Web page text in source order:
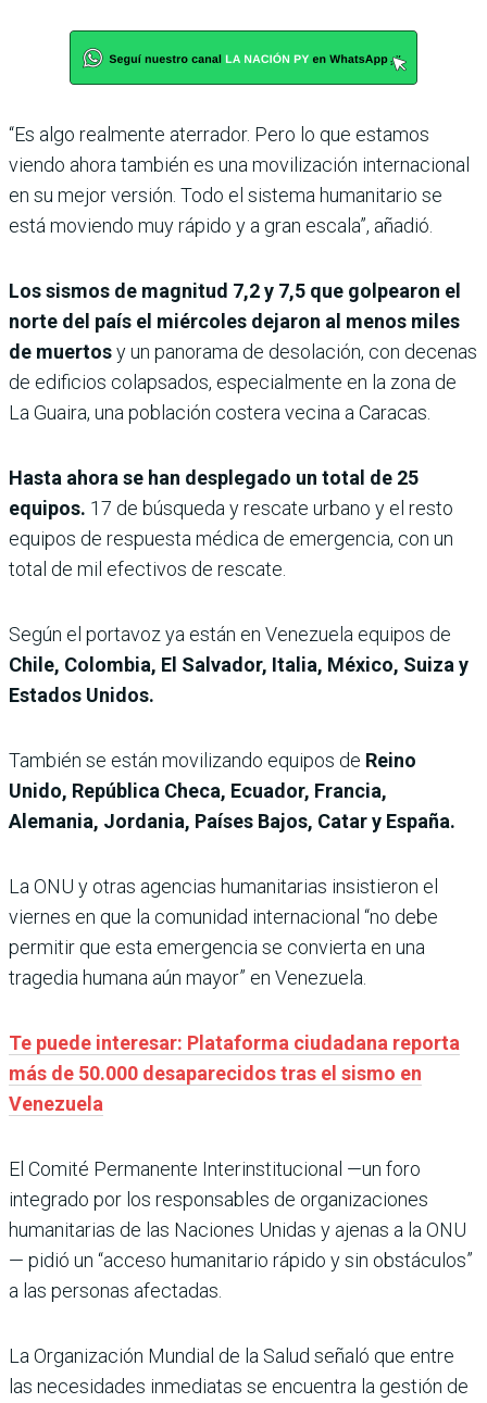
“Es algo realmente aterrador. Pero lo que estamos
viendo ahora también es una movilización internacional
en su mejor versión. Todo el sistema humanitario se
está moviendo muy rápido y a gran escala”, añadió.
Los sismos de magnitud 7,2 y 7,5 que golpearon el
norte del país el miércoles dejaron al menos miles
de muertosy un panorama de desolación, con decenas
de edificios colapsados, especialmente en la zona de
La Guaira, una población costera vecina a Caracas.
Hasta ahora se han desplegado un total de 25
equipos. 17 de búsqueda y rescate urbano y el resto
equipos de respuesta médica de emergencia, con un
total de mil efectivos de rescate.
Según el portavoz ya están en Venezuela equipos de
Chile, Colombia, El Salvador, Italia, México, Suiza y
Estados Unidos.
También se están movilizando equipos de Reino
Unido, República Checa, Ecuador, Francia,
Alemania, Jordania, Países Bajos, Catar y España.
La ONU y otras agencias humanitarias insistieron el
viernes en que la comunidad internacional “no debe
permitir que esta emergencia se convierta en una
tragedia humana aún mayor” en Venezuela.
Te puede interesar: Plataforma ciudadana reporta
más de 50.000 desaparecidos tras el sismo en
Venezuela
El Comité Permanente Interinstitucional —un foro
integrado por los responsables de organizaciones
humanitarias de las Naciones Unidas y ajenas a la ONU
— pidió un “acceso humanitario rápido y sin obstáculos”
a las personas afectadas.
La Organización Mundial de la Salud señaló que entre
las necesidades inmediatas se encuentra la gestión de